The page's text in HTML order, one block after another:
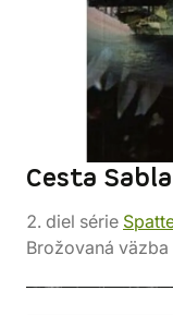
Cesta
2. diel série
Brožovaná väzba